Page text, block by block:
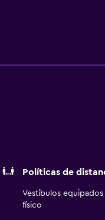
o ducha, artículos de
a Internet wifi gratis.
Políticas de
Vestíbulos
físico